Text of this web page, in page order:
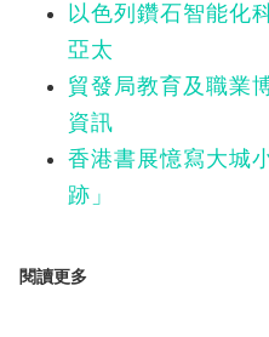
以色列鑽石智能化
亞太
貿發局教育及職業
資訊
香港書展憶寫大城
跡」
閱讀更多